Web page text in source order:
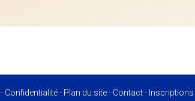
- Confidentialité- Plan du site- Contact- Inscriptions